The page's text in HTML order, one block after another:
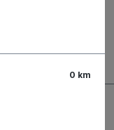
0 km